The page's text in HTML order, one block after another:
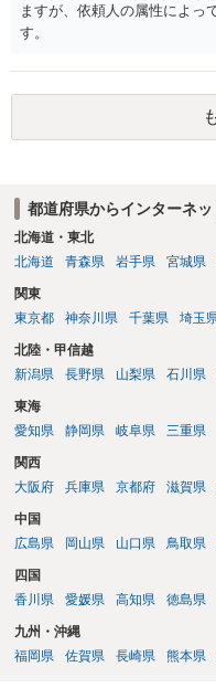
ますが、依頼人の属性によっ
す。
都道府県からインターネ
北海道・東北
北海道
青森県 岩手県 宮城県
関東
東京都
神奈川県 千葉県 埼玉
北陸・甲信越
新潟県
長野県 山梨県 石川県
東海
愛知県
静岡県 岐阜県 三重県
関西
大阪府
兵庫県 京都府 滋賀県
中国
広島県
岡山県 山口県 鳥取県
四国
香川県
愛媛県 高知県 徳島県
九州・沖縄
福岡県
佐賀県 長崎県 熊本県